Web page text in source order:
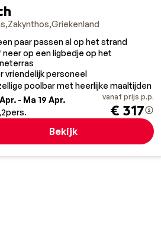
Zakynthos Griekenland
paar passen al op het strand
neer op een ligbedje op het
vriendelijk personeel
poolbar met heerlijke maaltijden
- Ma 19 Apr.
2pers.
vanaf prijs p.p.
€ 317
Bekijk